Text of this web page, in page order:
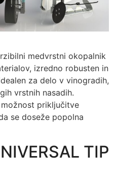
medvrstni okopalnik
izredno robusten in
za delo v vinogradih,
vrstnih nasadih.
priključitve
se doseže popolna
TIP